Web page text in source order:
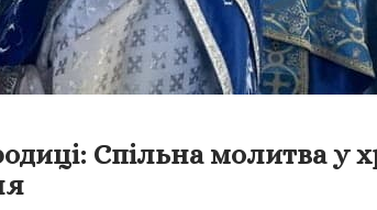
Спільна молитва у